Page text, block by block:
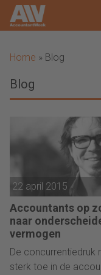
Home » Blog
Blog
22 april 2015
Accountants op
naar
vermogen
De concurrentiedruk
sterk toe in de